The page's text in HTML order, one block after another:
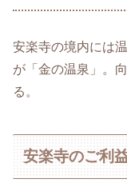
安楽寺の境内には
が「金の温泉」。
る。
安楽寺のご利